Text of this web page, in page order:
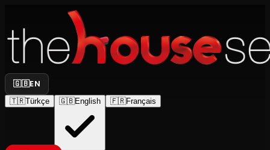
🇬🇧EN
🇹🇷Türkçe 🇬🇧English 🇫🇷Français